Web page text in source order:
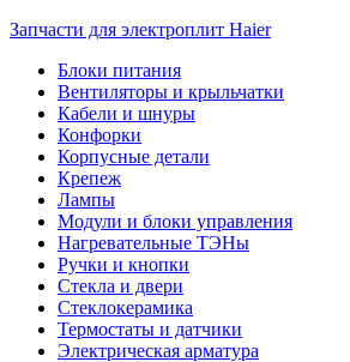
Запчасти для электроплит Haier
Блоки питания
Вентиляторы и крыльчатки
Кабели и шнуры
Конфорки
Корпусные детали
Крепеж
Лампы
Модули и блоки управления
Нагревательные ТЭНы
Ручки и кнопки
Стекла и двери
Стеклокерамика
Термостаты и датчики
Электрическая арматура